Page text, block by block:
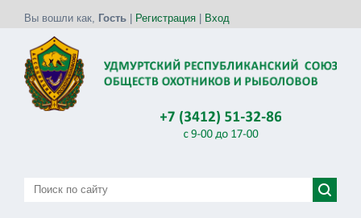
Вы вошли как, Гость Регистрация Вход